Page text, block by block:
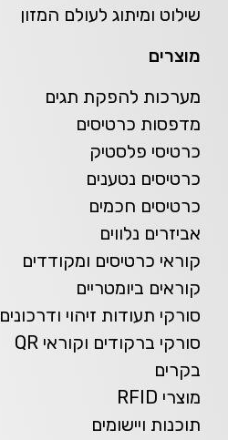
שילוט ומיתוג לעולם המזון
מוצרים
מערכות להפקת תגים
מדפסות כרטיסים
כרטיסי פלסטיק
כרטיסים נטענים
כרטיסים חכמים
אביזרים נלווים
קוראי כרטיסים ומקודדים
קוראים ביומטריים
סורקי תעודות זיהוי ודרכונים
סורקי ברקודים וקוראי QR
בקרים
מוצרי RFID
תוכנות ויישומים